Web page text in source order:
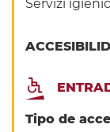
Servizi
Tipo de